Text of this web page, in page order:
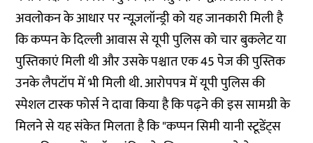
अवलोकन के आधार पर न्यूज़लॉन्ड्री को यह जानकारी मिली है
कि कप्पन के दिल्ली आवास से यूपी पुलिस को चार बुकलेट या
पुस्तिकाएं मिली थी और उसके पश्चात एक 45 पेज की पुस्तिक
उनके लैपटॉप में भी मिली थी. आरोपपत्र में यूपी पुलिस की
स्पेशल टास्क फोर्स ने दावा किया है कि पढ़ने की इस सामग्री के
मिलने से यह संकेत मिलता है कि "कप्पन सिमी यानी स्टूडेंट्स